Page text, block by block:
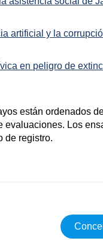
artificial y la
en peligro de
están ordenados
evaluaciones. Los
de registro.